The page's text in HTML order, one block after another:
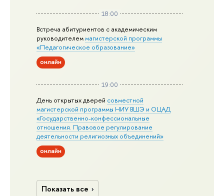
18:00
Встреча абитуриентов с академическим
руководителеммагистерской программы
«Педагогическое образование»
онлайн
19:00
День открытых дверей совместной
магистерской программы НИУ ВШЭ и ОЦАД
«Государственно-конфессиональные
отношения. Правовое регулирование
деятельности религиозных объединений»
онлайн
Показать все